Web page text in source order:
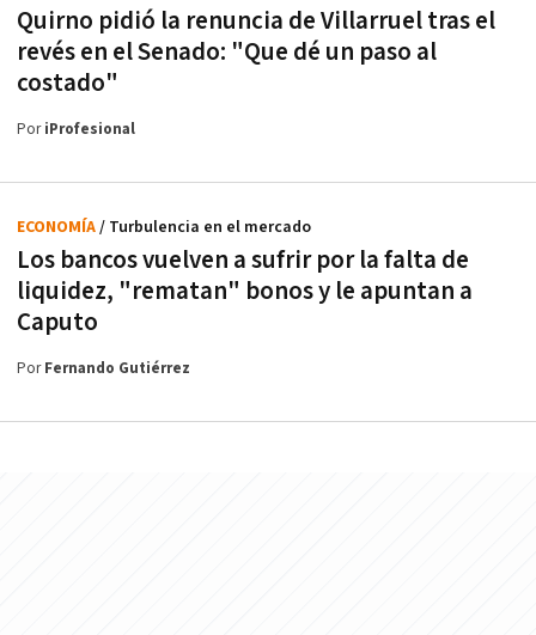
Quirno pidió la renuncia de Villarruel tras el
revés en el Senado: "Que dé un paso al
costado"
PoriProfesional
Los bancos vuelven a sufrir por la falta de
liquidez, "rematan" bonos y le apuntan a
Caputo
ECONOMÍA/ Turbulencia en el mercado
PorFernando Gutiérrez